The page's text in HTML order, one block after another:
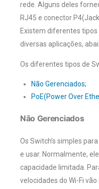
rede. Alguns deles
RJ45 e conector
Existem diferentes
diversas aplicações,
Os diferentes tipos de
Não Gerenciados;
PoE(Power Over
Não Gerenciados
Os Switch’s simples
e usar. Normalmente,
capacidade limitada.
velocidades do Wi-Fi